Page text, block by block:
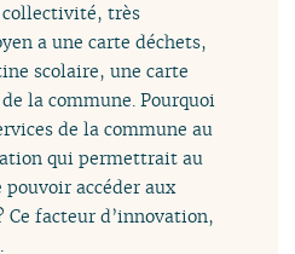
collectivité, très
a une carte déchets,
scolaire, une carte
la commune. Pourquoi
de la commune au
qui permettrait au
accéder aux
Ce facteur d’innovation,